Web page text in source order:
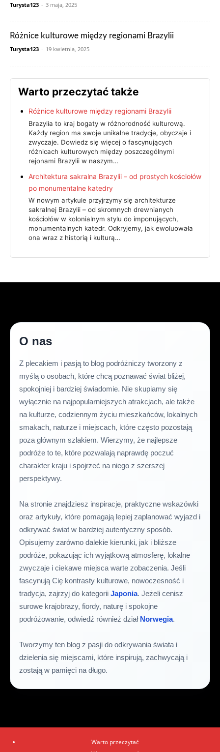
Turysta123 - 3 maja, 2025
Różnice kulturowe między regionami Brazylii
Turysta123 - 19 kwietnia, 2025
Warto przeczytać także
Różnice kulturowe między regionami Brazylii
Brazylia to kraj bogaty w różnorodność kulturową.
Każdy region ma swoje unikalne tradycje, obyczaje i
zwyczaje. Dowiedz się więcej o fascynujących
różnicach kulturowych między poszczególnymi
rejonami Brazylii w naszym…
Architektura sakralna Brazylii – od prostych kościołów
po monumentalne katedry
W nowym artykule przyjrzymy się architekturze
sakralnej Brazylii – od skromnych drewnianych
kościołów w kolonialnym stylu do imponujących,
monumentalnych katedr. Odkryjemy, jak ewoluowała
ona wraz z historią i kulturą…
O nas
Z plecakiem i pasją to blog podróżniczy tworzony z
myślą o osobach, które chcą poznawać świat bliżej,
spokojniej i bardziej świadomie. Nie skupiamy się
wyłącznie na najpopularniejszych atrakcjach, ale także
na kulturze, codziennym życiu mieszkańców, lokalnych
smakach, naturze i miejscach, które często pozostają
poza głównym szlakiem. Wierzymy, że najlepsze
podróże to te, które pozwalają naprawdę poczuć
charakter kraju i spojrzeć na niego z szerszej
perspektywy.
Na stronie znajdziesz inspiracje, praktyczne wskazówki
oraz artykuły, które pomagają lepiej zaplanować wyjazd i
odkrywać świat w bardziej autentyczny sposób.
Opisujemy zarówno dalekie kierunki, jak i bliższe
podróże, pokazując ich wyjątkową atmosferę, lokalne
zwyczaje i ciekawe miejsca warte zobaczenia. Jeśli
fascynują Cię kontrasty kulturowe, nowoczesność i
tradycja, zajrzyj do kategorii Japonia. Jeżeli cenisz
surowe krajobrazy, fiordy, naturę i spokojne
podróżowanie, odwiedź również dział Norwegia.
Tworzymy ten blog z pasji do odkrywania świata i
dzielenia się miejscami, które inspirują, zachwycają i
zostają w pamięci na długo.
Warto przeczytać